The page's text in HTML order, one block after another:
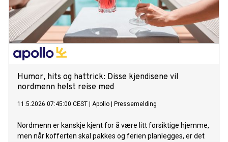
Humor, hits og hattrick: Disse kjendisene vil
nordmenn helst reise med
11.5.2026 07:45:00 CEST Apollo Pressemelding
Nordmenn er kanskje kjent for å være litt forsiktige hjemme,
men når kofferten skal pakkes og ferien planlegges, er det